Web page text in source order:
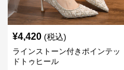
¥4,420 (税込)
ラインストーン付きポインテッ
ドトゥヒール